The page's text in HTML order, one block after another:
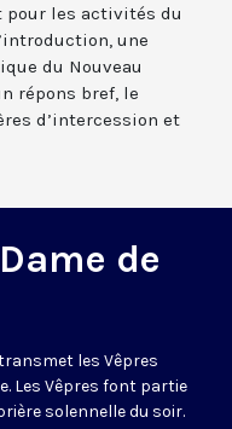
pour les activités du
une
du Nouveau
répons bref, le
d’intercession et
de
les Vêpres
Les Vêpres font partie
solennelle du soir.